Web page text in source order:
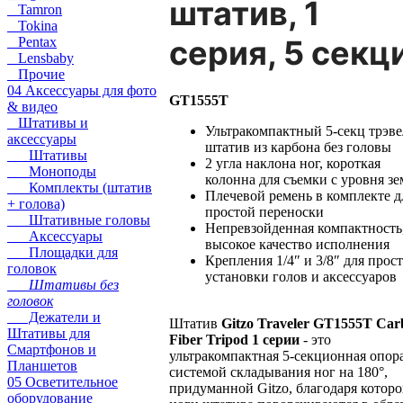
Tamron
Tokina
Pentax
Lensbaby
Прочие
04 Аксессуары для фото
& видео
Штативы и
аксессуары
Штативы
Моноподы
Комплекты (штатив
+ голова)
Штативные головы
Аксессуары
Площадки для
головок
Штативы без
головок
Дежатели и
Штативы для
Смартфонов и
Планшетов
05 Осветительное
оборудование
штатив, 1
серия, 5
GT1555T
Ультракомпактный 5-секц
штатив из карбона без головы
2 угла наклона ног, короткая
колонна для съемки с уровня
Плечевой ремень в комплекте
простой переноски
Непревзойденная
высокое качество исполнения
Крепления 1/4″ и 3/8″ для
установки голов и аксессуаров
Штатив Gitzo Traveler GT1555T
Fiber Tripod 1 серии - это
ультракомпактная 5-секционная
системой складывания ног на 180°,
придуманной Gitzo, благодаря